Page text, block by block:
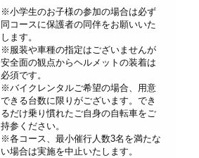
※小学生のお子様の参加の場合は必ず
同コースに保護者の同伴をお願いいた
します。
※服装や車種の指定はございませんが
安全面の観点からヘルメットの装着は
必須です。
※バイクレンタルご希望の場合、用意
できる台数に限りがございます。でき
るだけ乗り慣れたご自身の自転車をご
持参ください。
※各コース、最小催行人数3名を満たな
い場合は実施を中止いたします。